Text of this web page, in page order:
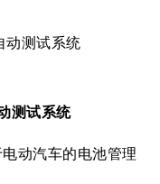
测试系统
动汽车的电池管理